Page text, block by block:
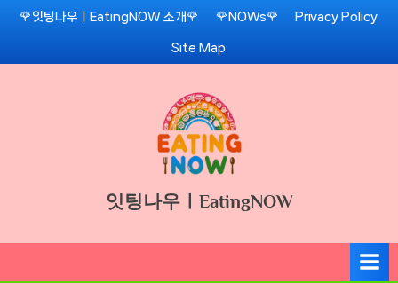
Skip
content
🌹잇팅나우ㅣEatingNOW 소개🌹 🌹NOWs🌹 Privacy Policy
Site Map
잇팅나우ㅣEatingNOW